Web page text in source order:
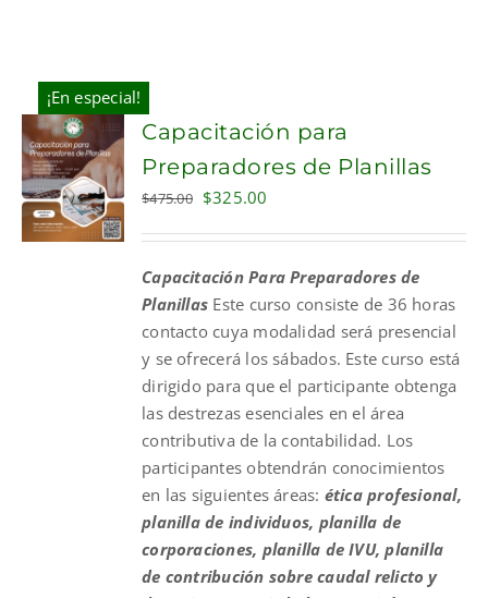
¡En especial!
ADD TO
CART
Capacitación para
Preparadores de Planillas
$475.00 Original
$475.00.
$325.00
$325.00.
Capacitación Para Preparadores de
Planillas Este curso consiste de 36 horas
contacto cuya modalidad será presencial
y se ofrecerá los sábados. Este curso está
dirigido para que el participante obtenga
las destrezas esenciales en el área
contributiva de la contabilidad. Los
participantes obtendrán conocimientos
en las siguientes áreas: ética profesional,
planilla de individuos, planilla de
corporaciones, planilla de IVU, planilla
de contribución sobre caudal relicto y